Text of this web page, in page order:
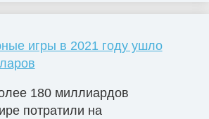
игры в 2021 году ушло
180 миллиардов
потратили на